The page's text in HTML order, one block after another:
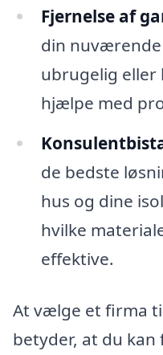
Fjernelse af
din
ubrugelig eller
hjælpe med
de bedste
hus og dine
hvilke
effektive.
At vælge et firma
betyder, at du